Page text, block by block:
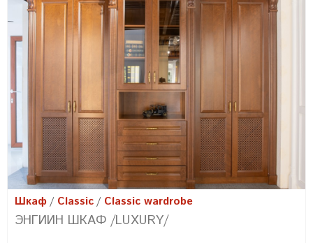
Шкаф Classic Classic wardrobe
ЭНГИЙН ШКАФ /FARMHOUSE/